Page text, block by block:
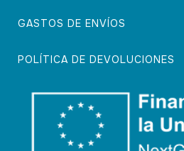
GASTOS DE ENVÍOS
POLÍTICA DE DEVOLUCIONES